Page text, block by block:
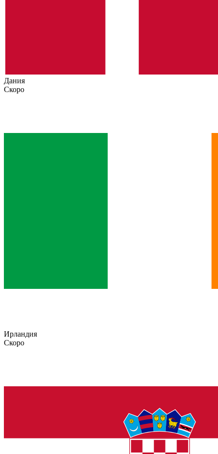
Дания
Скоро
Ирландия
Скоро